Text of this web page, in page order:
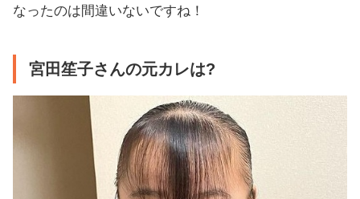
なったのは間違いないですね！
宮田笙子さんの元カレは?